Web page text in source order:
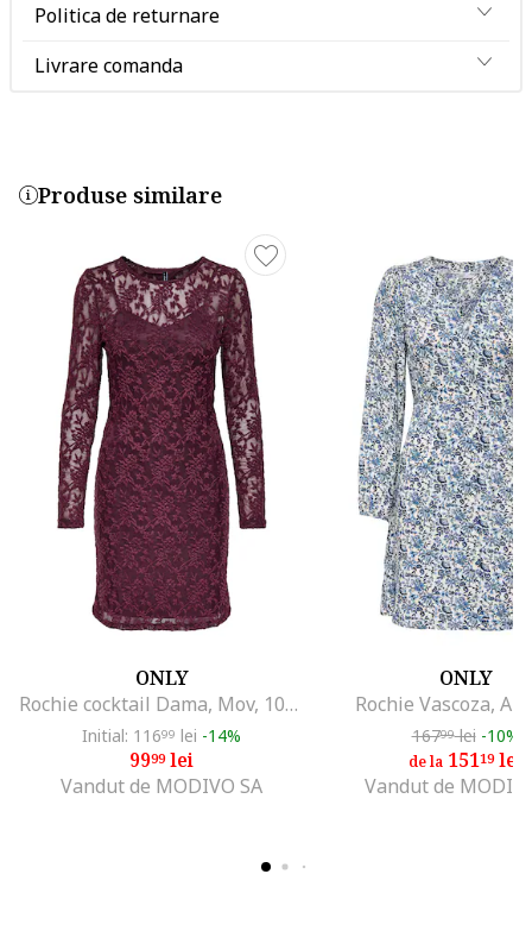
Politica de returnare
Livrare comanda
Produse similare
ONLY
Rochie cocktail Dama, Mov, 100% poliester,
Initial: 11699 lei -14%
9999lei
Vandut de MODIVO SA
ONLY
Rochie Vascoza,
16799lei -10%
de la 15119lei
Vandut de